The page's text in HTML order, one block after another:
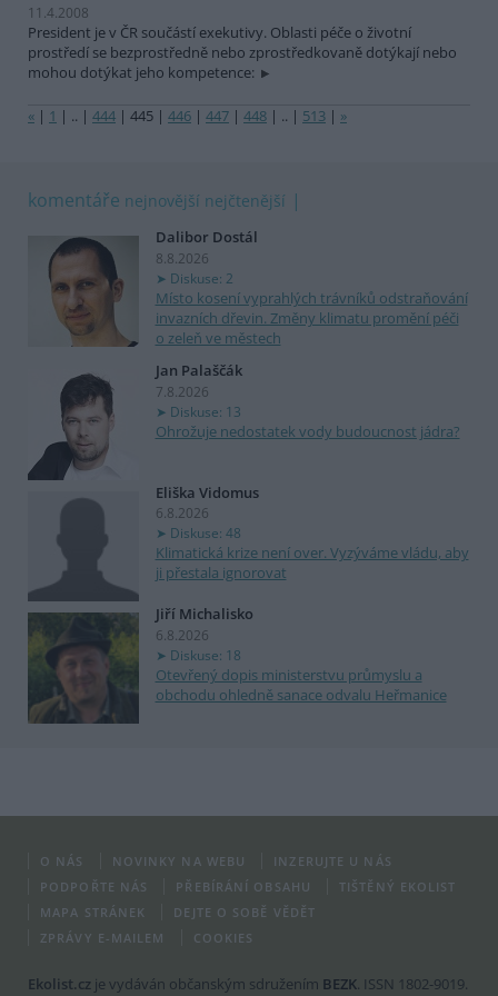
11.4.2008
President je v ČR součástí exekutivy. Oblasti péče o životní
prostředí se bezprostředně nebo zprostředkovaně dotýkají nebo
mohou dotýkat jeho kompetence:
« | 1 | .. | 444 | 445 | 446 | 447 | 448 | .. | 513 | »
komentáře nejnovější nejčtenější
Dalibor Dostál
8.8.2026
Diskuse: 2
Místo kosení vyprahlých trávníků odstraňování
invazních dřevin. Změny klimatu promění péči
o zeleň ve městech
Jan Palaščák
7.8.2026
Diskuse: 13
Ohrožuje nedostatek vody budoucnost jádra?
Eliška Vidomus
6.8.2026
Diskuse: 48
Klimatická krize není over. Vyzýváme vládu, aby
ji přestala ignorovat
Jiří Michalisko
6.8.2026
Diskuse: 18
Otevřený dopis ministerstvu průmyslu a
obchodu ohledně sanace odvalu Heřmanice
O NÁS NOVINKY NA WEBU
INZERUJTE U NÁS
PODPOŘTE NÁS
PŘEBÍRÁNÍ OBSAHU
TIŠTĚNÝ EKOLIST
MAPA STRÁNEK
DEJTE O SOBĚ VĚDĚT
ZPRÁVY E-MAILEM
COOKIES
Ekolist.cz je vydáván občanským sdružením BEZK . ISSN 1802-9019.